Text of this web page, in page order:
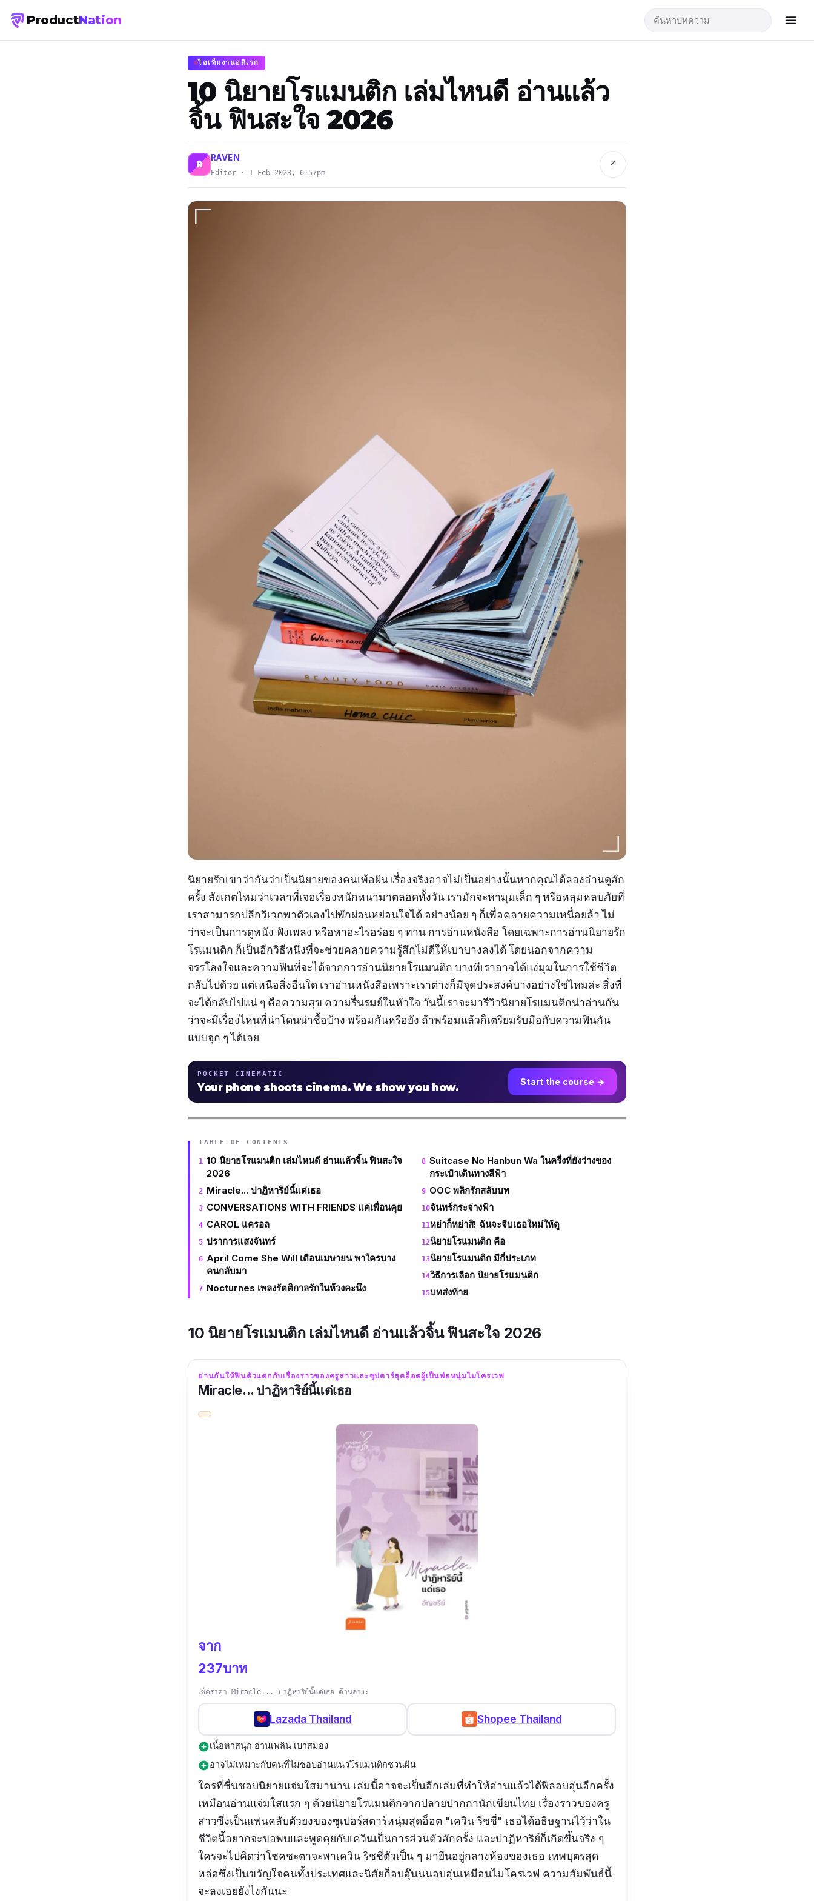
ProductNation
ไอเท็มงานอดิเรก
10 นิยายโรแมนติก เล่มไหนดี อ่านแล้ว
จิ้น ฟินสะใจ 2026
R
RAVEN
Editor · 1 Feb 2023, 6:57pm
↗
นิยายรักเขาว่ากันว่าเป็นนิยายของคนเพ้อฝัน เรื่องจริงอาจไม่เป็นอย่างนั้นหากคุณได้ลองอ่านดูสัก
ครั้ง สังเกตไหมว่าเวลาที่เจอเรื่องหนักหนามาตลอดทั้งวัน เรามักจะหามุมเล็ก ๆ หรือหลุมหลบภัยที่
เราสามารถปลีกวิเวกพาตัวเองไปพักผ่อนหย่อนใจได้ อย่างน้อย ๆ ก็เพื่อคลายความเหนื่อยล้า ไม่
ว่าจะเป็นการดูหนัง ฟังเพลง หรือหาอะไรอร่อย ๆ ทาน การอ่านหนังสือ โดยเฉพาะการอ่านนิยายรัก
โรแมนติก ก็เป็นอีกวิธีหนึ่งที่จะช่วยคลายความรู้สึกไม่ดีให้เบาบางลงได้ โดยนอกจากความ
จรรโลงใจและความฟินที่จะได้จากการอ่านนิยายโรแมนติก บางทีเราอาจได้แง่มุมในการใช้ชีวิต
กลับไปด้วย แต่เหนือสิ่งอื่นใด เราอ่านหนังสือเพราะเราต่างก็มีจุดประสงค์บางอย่างใช่ไหมล่ะ สิ่งที่
จะได้กลับไปแน่ ๆ คือความสุข ความรื่นรมย์ในหัวใจ วันนี้เราจะมารีวิวนิยายโรแมนติกน่าอ่านกัน
ว่าจะมีเรื่องไหนที่น่าโดนน่าซื้อบ้าง พร้อมกันหรือยัง ถ้าพร้อมแล้วก็เตรียมรับมือกับความฟินกัน
แบบจุก ๆ ได้เลย
POCKET CINEMATIC
Your phone shoots cinema. We show you how. Start the course →
TABLE OF CONTENTS
10 นิยายโรแมนติก เล่มไหนดี อ่านแล้วจิ้น ฟินสะใจ
2026
Miracle... ปาฏิหาริย์นี้แด่เธอ
CONVERSATIONS WITH FRIENDS แค่เพื่อนคุย
CAROL แครอล
ปราการแสงจันทร์
April Come She Will เดือนเมษายน พาใครบาง
คนกลับมา
Nocturnes เพลงรัตติกาลรักในห้วงคะนึง
Suitcase No Hanbun Wa ในครึ่งที่ยังว่างของ
กระเป๋าเดินทางสีฟ้า
OOC พลิกรักสลับบท
จันทร์กระจ่างฟ้า
หย่าก็หย่าสิ! ฉันจะจีบเธอใหม่ให้ดู
นิยายโรแมนติก คือ
นิยายโรแมนติก มีกี่ประเภท
วิธีการเลือก นิยายโรแมนติก
บทส่งท้าย
10 นิยายโรแมนติก เล่มไหนดี อ่านแล้วจิ้น ฟินสะใจ 2026
อ่านกันให้ฟินตัวแตกกับเรื่องราวของครูสาวและซุปตาร์สุดฮ็อตผู้เป็นพ่อหนุ่มไมโครเวฟ
Miracle... ปาฏิหาริย์นี้แด่เธอ
จาก
237บาท
เช็คราคา Miracle... ปาฏิหาริย์นี้แด่เธอ ด้านล่าง:
Lazada Thailand Shopee Thailand
add_circleเนื้อหาสนุก อ่านเพลิน เบาสมอง
add_circleอาจไม่เหมาะกับคนที่ไม่ชอบอ่านแนวโรแมนติกชวนฝัน
ใครที่ชื่นชอบนิยายแจ่มใสมานาน เล่มนี้อาจจะเป็นอีกเล่มที่ทำให้อ่านแล้วได้ฟีลอบอุ่นอีกครั้ง
เหมือนอ่านแจ่มใสแรก ๆ ด้วยนิยายโรแมนติกจากปลายปากกานักเขียนไทย เรื่องราวของครู
สาวซึ่งเป็นแฟนคลับตัวยงของซูเปอร์สตาร์หนุ่มสุดฮ็อต "เควิน ริชชี่" เธอได้อธิษฐานไว้ว่าใน
ชีวิตนี้อยากจะขอพบและพูดคุยกับเควินเป็นการส่วนตัวสักครั้ง และปาฏิหาริย์ก็เกิดขึ้นจริง ๆ
ใครจะไปคิดว่าโชคชะตาจะพาเควิน ริชชี่ตัวเป็น ๆ มายืนอยู่กลางห้องของเธอ เทพบุตรสุด
หล่อซึ่งเป็นขวัญใจคนทั้งประเทศและนิสัยก็อบอุ๊นนนอบอุ่นเหมือนไมโครเวฟ ความสัมพันธ์นี้
จะลงเอยยังไงกันนะ